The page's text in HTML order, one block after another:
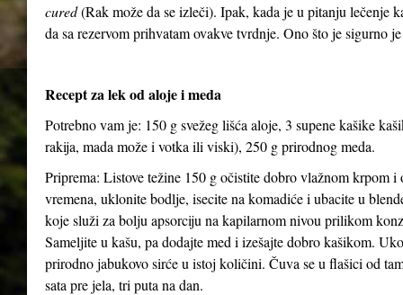
cured(Rak može da se izleči). Ipak, kada je u pitanju lečenje
da sa rezervom prihvatam ovakve tvrdnje. Ono što je sigurno
Recept za lek od aloje i meda
Potrebno vam je: 150 g svežeg lišća aloje, 3 supene kašike
rakija, mada može i votka ili viski), 250 g prirodnog meda.
Priprema: Listove težine 150 g očistite dobro vlažnom krpom
vremena, uklonite bodlje, isecite na komadiće i ubacite u
koje služi za bolju apsorciju na kapilarnom nivou prilikom
Sameljite u kašu, pa dodajte med i izešajte dobro kašikom.
prirodno jabukovo sirće u istoj količini. Čuva se u flašici od
sata pre jela, tri puta na dan.